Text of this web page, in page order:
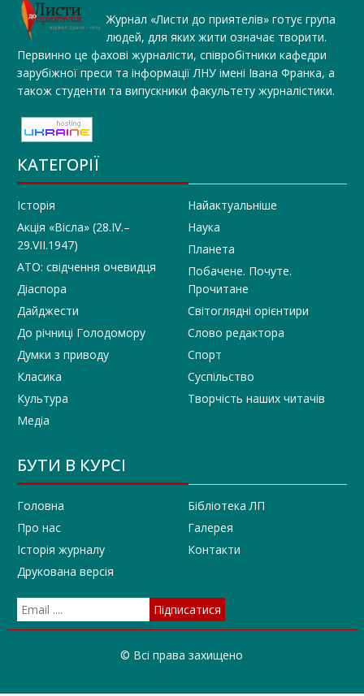
Журнал «Листи до приятелів» готує група
людей, для яких жити означає творити.
Первинно це фахові журналісти, співробітники кафедри
зарубіжної преси та інформації ЛНУ імені Івана Франка, а
також студенти та випускники факультету журналістики.
КАТЕГОРІЇ
Історія
Акція «Вісла» (28.IV.–
29.VII.1947)
АТО: свідчення очевидця
Діаспора
Дайджести
До річниці Голодомору
Думки з приводу
Класика
Культура
Медіа
Найактуальніше
Наука
Планета
Побачене. Почуте.
Прочитане
Світоглядні орієнтири
Слово редактора
Спорт
Суспільство
Творчість наших читачів
БУТИ В КУРСІ
Головна
Про нас
Історія журналу
Друкована версія
Бібліотека ЛП
Галерея
Контакти
© Всі права захищено